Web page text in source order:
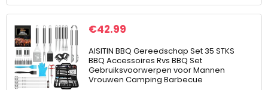
€42.99
AISITIN BBQ Gereedschap Set 35 STKS
BBQ Accessoires Rvs BBQ Set
Gebruiksvoorwerpen voor Mannen
Vrouwen Camping Barbecue